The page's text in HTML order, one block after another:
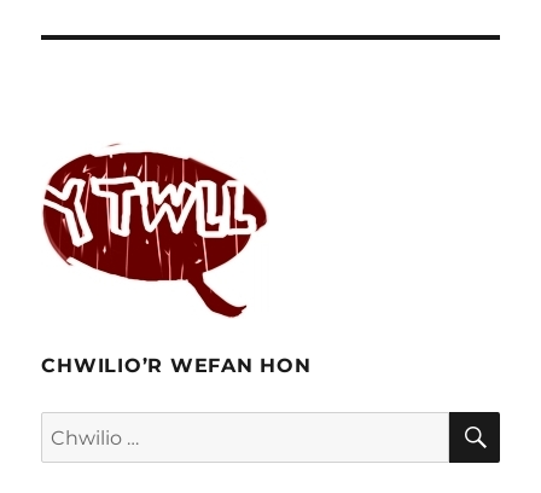
CHWILIO’R WEFAN HON
Chwilio
am: